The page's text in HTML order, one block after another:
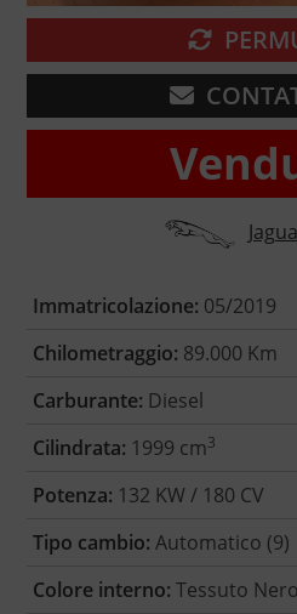
Immatricolazione: 05/2019
Chilometraggio: 89.000 Km
Carburante: Diesel
Cilindrata: 1999 cm3
Potenza: 132 KW / 180 CV
Tipo cambio: Automatico (9)
Colore interno: Tessuto Nero